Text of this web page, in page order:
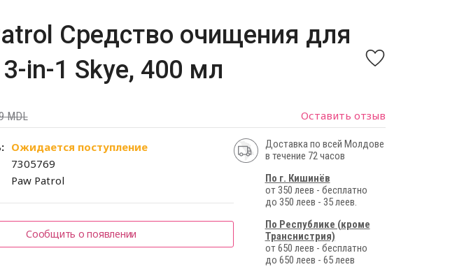
Средство очищения для
in-1 Skye, 400 мл
MDL Оставить отзыв
Ожидается поступление
7305769
Paw Patrol
Сообщить о появлении
Доставка по всей Молдове
в течение 72 часов
По г. Кишинёв
от 350 леев - бесплатно
до 350 леев - 35 леев.
По Республике (кроме
Транснистрия)
от 650 леев - бесплатно
до 650 леев - 65 леев